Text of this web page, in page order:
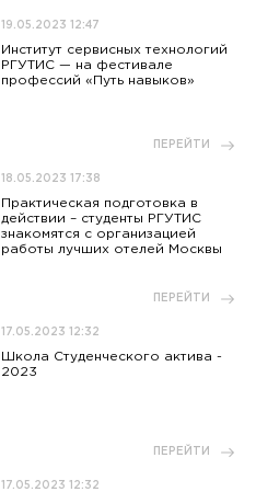
19.05.2023 12:47
Институт сервисных технологий
РГУТИС — на фестивале
профессий «Путь навыков»
ПЕРЕЙТИ
18.05.2023 17:38
Практическая подготовка в
действии – студенты РГУТИС
знакомятся с организацией
работы лучших отелей Москвы
ПЕРЕЙТИ
17.05.2023 12:32
Школа Студенческого актива -
2023
ПЕРЕЙТИ
17.05.2023 12:32